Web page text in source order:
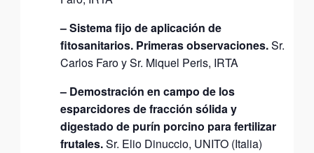
– Sistema fijo de aplicación de
fitosanitarios. Primeras observaciones.Sr.
Carlos Faro y Sr. Miquel Peris, IRTA
– Demostración en campo de los
esparcidores de fracción sólida y
digestado de purín porcino para fertilizar
frutales.Sr. Elio Dinuccio, UNITO (Italia)